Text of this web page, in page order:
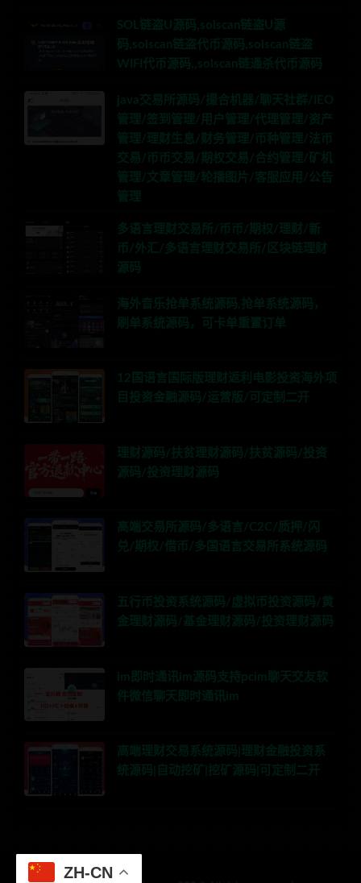
SOL链盗U源码,solscan链盗U源
码,solscan链盗代币源码,solscan链盗
WIFI代币源码,,solscan链通杀代币源码
java交易所源码/撮合机器/聊天社群/IEO
管理/签到管理/用户管理/代理管理/资产
管理/理财生息/财务管理/币种管理/法币
交易/币币交易/期权交易/合约管理/矿机
管理/文章管理/轮播图片/客服应用/公告
管理
多语言理财交易所/币币/期权/理财/新
币/外汇/多语言理财交易所/区块链理财
源码
海外音乐抢单系统源码,抢单系统源码，
刷单系统源码，可卡单重置订单
12国语言国际版理财返利电影投资海外项
目投资金融源码/运营版/可定制二开
理财源码/扶贫理财源码/扶贫源码/投资
源码/投资理财源码
高端交易所源码/多语言/C2C/质押/闪
兑/期权/借币/多国语言交易所系统源码
五行币投资系统源码/虚拟币投资源码/黄
金理财源码/基金理财源码/投资理财源码
im即时通讯im源码支持pcim聊天交友软
件微信聊天即时通讯im
高端理财交易系统源码|理财金融投资系
统源码|自动挖矿|挖矿源码|可定制二开
ZH-CN